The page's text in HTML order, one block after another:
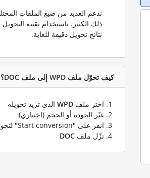
نتائج تحويل دقيقة للغاية.
كيف تحوّل ملف WPD إلى ملف DOC؟
اختر ملف WPD الذي تريد تحويله
غيّر الجودة أو الحجم (اختياري)
انقر على "Start conversion" لتحويل ملفك من
نزّل ملف DOC